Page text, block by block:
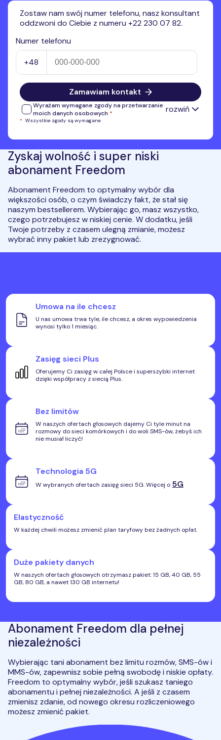
Zostaw nam swój numer telefonu, nasz konsultant
oddzwoni do Ciebie z numeru +22 230 07 82.
Numer telefonu
+48
Zamawiam kontakt
Wyrażam wymagane zgody na przetwarzanie
moich danych osobowych * rozwiń
Wyrażam zgodę na przetwarzanie przez Premium Mobile
na temat przetwarzania danych osobowych.
Pełne informacje na temat
przetwarzania danych osobowych.
Wyrażam zgodę na otrzymywanie, przesłanych przez
Premium Mobile sp. z o.o., informacji handlowych, w tym na
marketing bezpośredni przy użyciu automatycznych
systemów wywołujących lub telekomunikacyjnych urządzeń
końcowych, w szczególności w ramach korzystania z usług
komunikacji interpersonalnej, z wykorzystaniem telefonu,
SMS, MMS.*
* Wszystkie zgody są wymagane
Zyskaj wolność i super niski
abonament Freedom
Abonament Freedom to optymalny wybór dla
większości osób, o czym świadczy fakt, że stał się
naszym bestsellerem. Wybierając go, masz wszystko,
czego potrzebujesz w niskiej cenie. W dodatku, jeśli
Twoje potrzeby z czasem ulegną zmianie, możesz
wybrać inny pakiet lub zrezygnować.
Umowa na ile chcesz
U nas umowa trwa tyle, ile chcesz, a okres wypowiedzenia
wynosi tylko 1 miesiąc.
Zasięg sieci Plus
Oferujemy Ci zasięg w całej Polsce i superszybki internet
dzięki współpracy z siecią Plus.
Bez limitów
W naszych ofertach głosowych dajemy Ci tyle minut na
rozmowy do sieci komórkowych i do woli SMS-ów, żebyś ich
nie musiał liczyć!
Technologia 5G
W wybranych ofertach zasięg sieci 5G. Więcej o 5G
Elastyczność
W każdej chwili możesz zmienić plan taryfowy bez żadnych opłat.
Duże pakiety danych
W naszych ofertach głosowych otrzymasz pakiet: 15 GB, 40 GB, 55
GB, 80 GB, a nawet 130 GB internetu!
Abonament Freedom dla pełnej
niezależności
Wybierając tani abonament bez limitu rozmów, SMS-ów i
MMS-ów, zapewnisz sobie pełną swobodę i niskie opłaty.
Freedom to optymalny wybór, jeśli szukasz taniego
abonamentu i pełnej niezależności. A jeśli z czasem
zmienisz zdanie, od nowego okresu rozliczeniowego
możesz zmienić pakiet.